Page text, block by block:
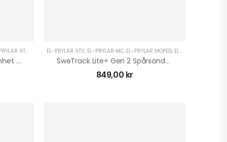
,EL-PRYLAR MC,EL-PRYLAR MOPED,EL-PRYLAR UTV,MOPEDBIL TILLBEHÖR
ATV EL-PRYLAR MC,EL-PRYLAR MOPED ,EL-PRYLAR UTV,GRÖNYTE & SKOG ATV
Automatiskt Brandskyddsenhet Maus Stixx PRO
EL-PRYLAR ATV, EL-PRYLAR MC, EL-PRYLAR MOPED, EL-PRYLAR MOPEDBIL
SweTrack Lite+ Gen 2 Spårsändare/GPS
849,00 kr